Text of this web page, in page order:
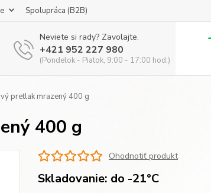
Spolupráca (B2B)
Neviete si rady? Zavolajte.
+421 952 227 980
(Pondelok - Piatok, 9:00 - 17:00 hod.)
pretlak mrazený 400 g
400 g
Ohodnotiť produkt
Skladovanie: do -21°C